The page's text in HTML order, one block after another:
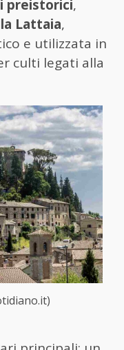
preistorici,
Lattaia,
e utilizzata in
culti legati alla